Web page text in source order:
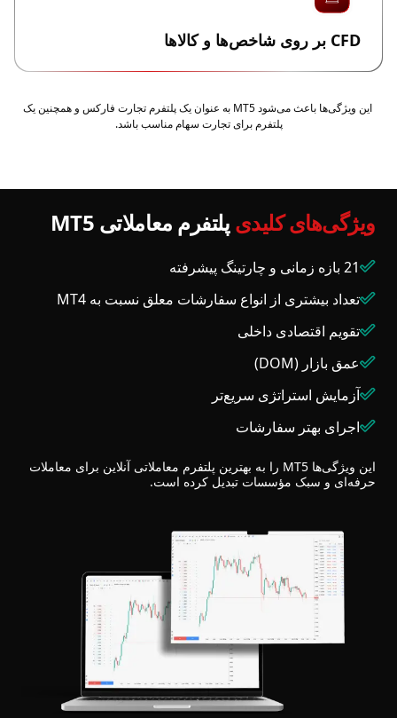
CFD بر روی شاخص‌ها و کالاها
این ویژگی‌ها باعث می‌شود MT5 به عنوان یک پلتفرم تجارت فارکس و همچنین یک
پلتفرم برای تجارت سهام مناسب باشد.
ویژگی‌های کلیدی پلتفرم معاملاتی MT5
21 بازه زمانی و چارتینگ پیشرفته
تعداد بیشتری از انواع سفارشات معلق نسبت به MT4
تقویم اقتصادی داخلی
عمق بازار (DOM)
آزمایش استراتژی سریع‌تر
اجرای بهتر سفارشات
این ویژگی‌ها MT5 را به بهترین پلتفرم معاملاتی آنلاین برای معاملات
حرفه‌ای و سبک مؤسسات تبدیل کرده است.